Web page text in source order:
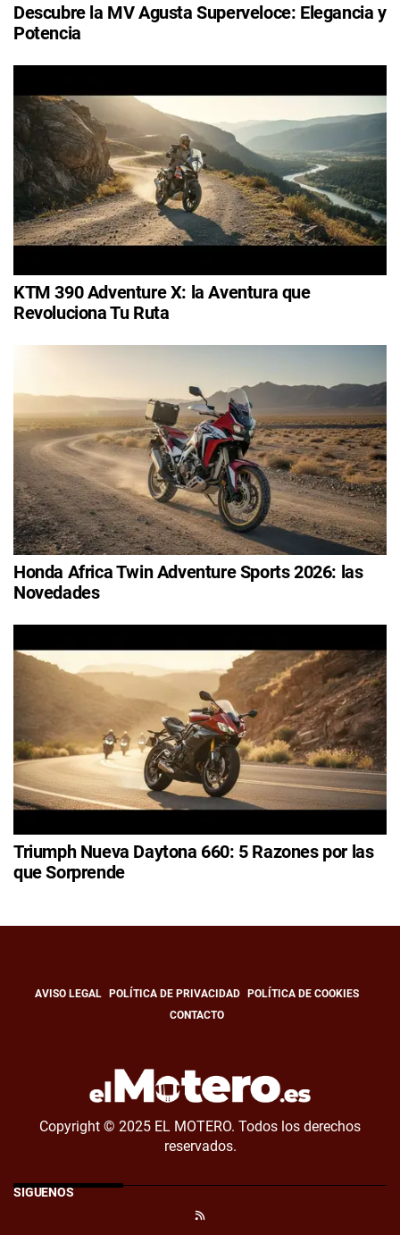
Descubre la MV Agusta Superveloce: Elegancia y
Potencia
KTM 390 Adventure X: la Aventura que
Revoluciona Tu Ruta
Honda Africa Twin Adventure Sports 2026: las
Novedades
Triumph Nueva Daytona 660: 5 Razones por las
que Sorprende
AVISO LEGAL POLÍTICA DE PRIVACIDAD
POLÍTICA DE COOKIES
CONTACTO
Copyright © 2025 EL MOTERO. Todos los derechos
reservados.
SÍGUENOS